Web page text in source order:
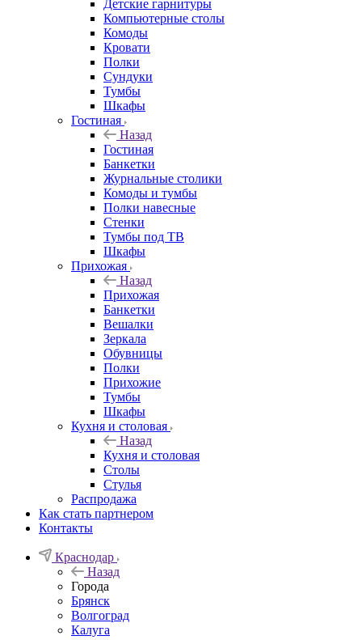
Детские гарнитуры
Компьютерные столы
Комоды
Кровати
Полки
Сундуки
Тумбы
Шкафы
Гостиная
Назад
Гостиная
Банкетки
Журнальные столики
Комоды и тумбы
Полки навесные
Стенки
Тумбы под ТВ
Шкафы
Прихожая
Назад
Прихожая
Банкетки
Вешалки
Зеркала
Обувницы
Полки
Прихожие
Тумбы
Шкафы
Кухня и столовая
Назад
Кухня и столовая
Столы
Стулья
Распродажа
Как стать партнером
Контакты
Краснодар
Назад
Города
Брянск
Волгоград
Калуга